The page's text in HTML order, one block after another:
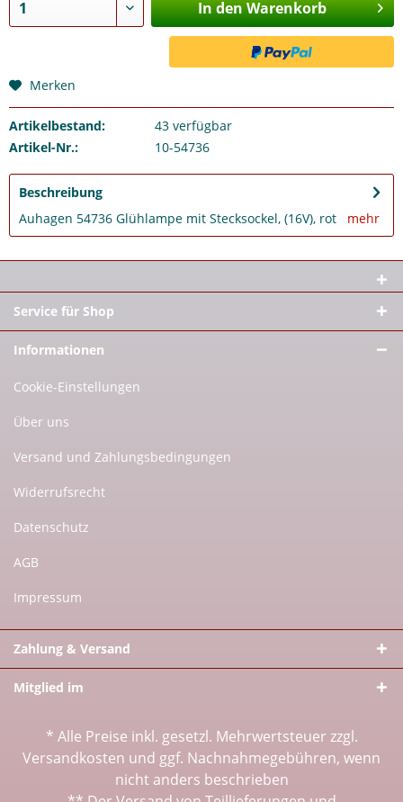
In den Warenkorb
Merken
Artikelbestand: 43verfügbar
Artikel-Nr.:
10-54736
Beschreibung
Auhagen 54736 Glühlampe mit Stecksockel, (16V), rot mehr
Service für Shop
Informationen
Cookie-Einstellungen
Über uns
Versand und Zahlungsbedingungen
Widerrufsrecht
Datenschutz
AGB
Impressum
Zahlung & Versand
Mitglied im
* Alle Preise inkl. gesetzl. Mehrwertsteuer zzgl.
Versandkosten und ggf. Nachnahmegebühren, wenn
nicht anders beschrieben